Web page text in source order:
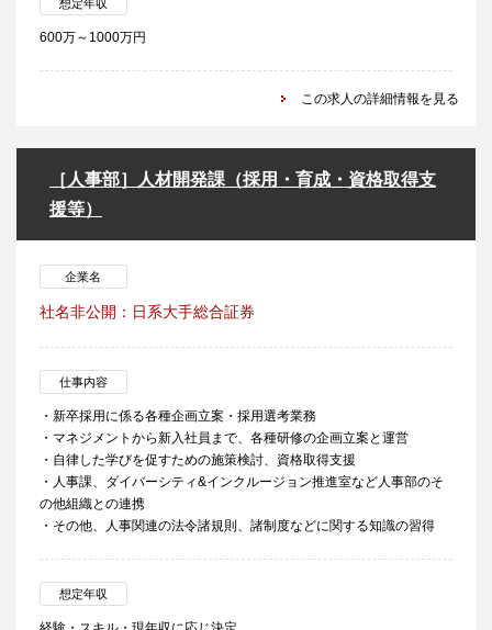
想定年収
600万～1000万円
この求人の詳細情報を見る
［人事部］人材開発課（採用・育成・資格取得支
援等）
企業名
社名非公開：日系大手総合証券
仕事内容
・新卒採用に係る各種企画立案・採用選考業務
・マネジメントから新入社員まで、各種研修の企画立案と運営
・自律した学びを促すための施策検討、資格取得支援
・人事課、ダイバーシティ&インクルージョン推進室など人事部のそ
の他組織との連携
・その他、人事関連の法令諸規則、諸制度などに関する知識の習得
想定年収